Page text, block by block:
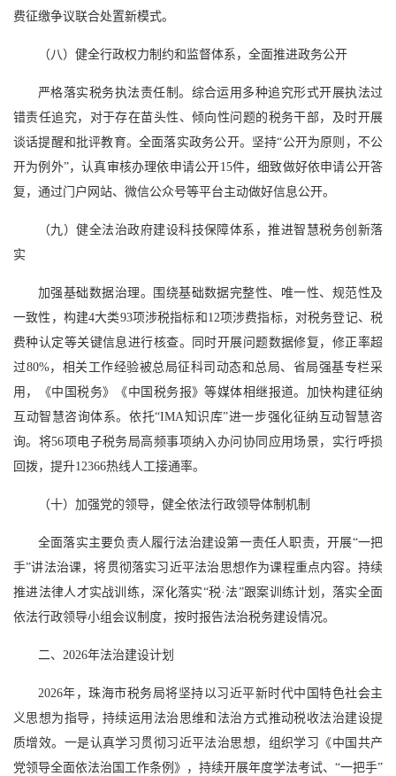
费征缴争议联合处置新模式。
（八）健全行政权力制约和监督体系，全面推进政务公开
严格落实税务执法责任制。综合运用多种追究形式开展执法过
错责任追究，对于存在苗头性、倾向性问题的税务干部，及时开展
谈话提醒和批评教育。全面落实政务公开。坚持“公开为原则，不公
开为例外”，认真审核办理依申请公开15件，细致做好依申请公开答
复，通过门户网站、微信公众号等平台主动做好信息公开。
（九）健全法治政府建设科技保障体系，推进智慧税务创新落
实
加强基础数据治理。围绕基础数据完整性、唯一性、规范性及
一致性，构建4大类93项涉税指标和12项涉费指标，对税务登记、税
费种认定等关键信息进行核查。同时开展问题数据修复，修正率超
过80%，相关工作经验被总局征科司动态和总局、省局强基专栏采
用，《中国税务》《中国税务报》等媒体相继报道。加快构建征纳
互动智慧咨询体系。依托“IMA知识库”进一步强化征纳互动智慧咨
询。将56项电子税务局高频事项纳入办问协同应用场景，实行呼损
回拨，提升12366热线人工接通率。
（十）加强党的领导，健全依法行政领导体制机制
全面落实主要负责人履行法治建设第一责任人职责，开展“一把
手”讲法治课，将贯彻落实习近平法治思想作为课程重点内容。持续
推进法律人才实战训练，深化落实“税·法”跟案训练计划，落实全面
依法行政领导小组会议制度，按时报告法治税务建设情况。
二、2026年法治建设计划
2026年，珠海市税务局将坚持以习近平新时代中国特色社会主
义思想为指导，持续运用法治思维和法治方式推动税收法治建设提
质增效。一是认真学习贯彻习近平法治思想，组织学习《中国共产
党领导全面依法治国工作条例》，持续开展年度学法考试、“一把手”